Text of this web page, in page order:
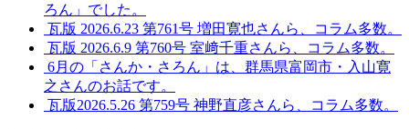
ろん」でした。
瓦版 2026.6.23 第761号 増田寛也さんら、コラム多数。
瓦版 2026.6.9 第760号 室﨑千重さんら、コラム多数。
6月の「さんか・さろん」は、群馬県富岡市・入山寛
之さんのお話です。
瓦版2026.5.26 第759号 神野直彦さんら、コラム多数。